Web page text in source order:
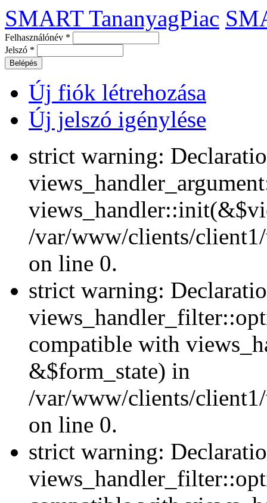
SMART TananyagPiac
Felhasználónév *
Jelszó *
Új fiók létrehozása
Új jelszó igénylése
strict warning:
/var/www/clients/
on line 0.
strict warning:
compatible with
&$form_state) in
/var/www/clients/
on line 0.
strict warning: